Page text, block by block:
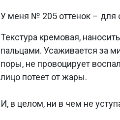
У меня № 205 оттенок – для
Текстура кремовая,
пальцами. Усаживается за
поры, не провоцирует
лицо потеет от жары.
И, в целом, ни в чем не